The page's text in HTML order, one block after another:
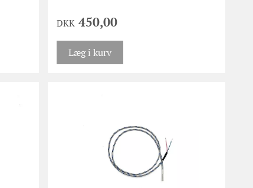
DKK450,00
Læg i kurv